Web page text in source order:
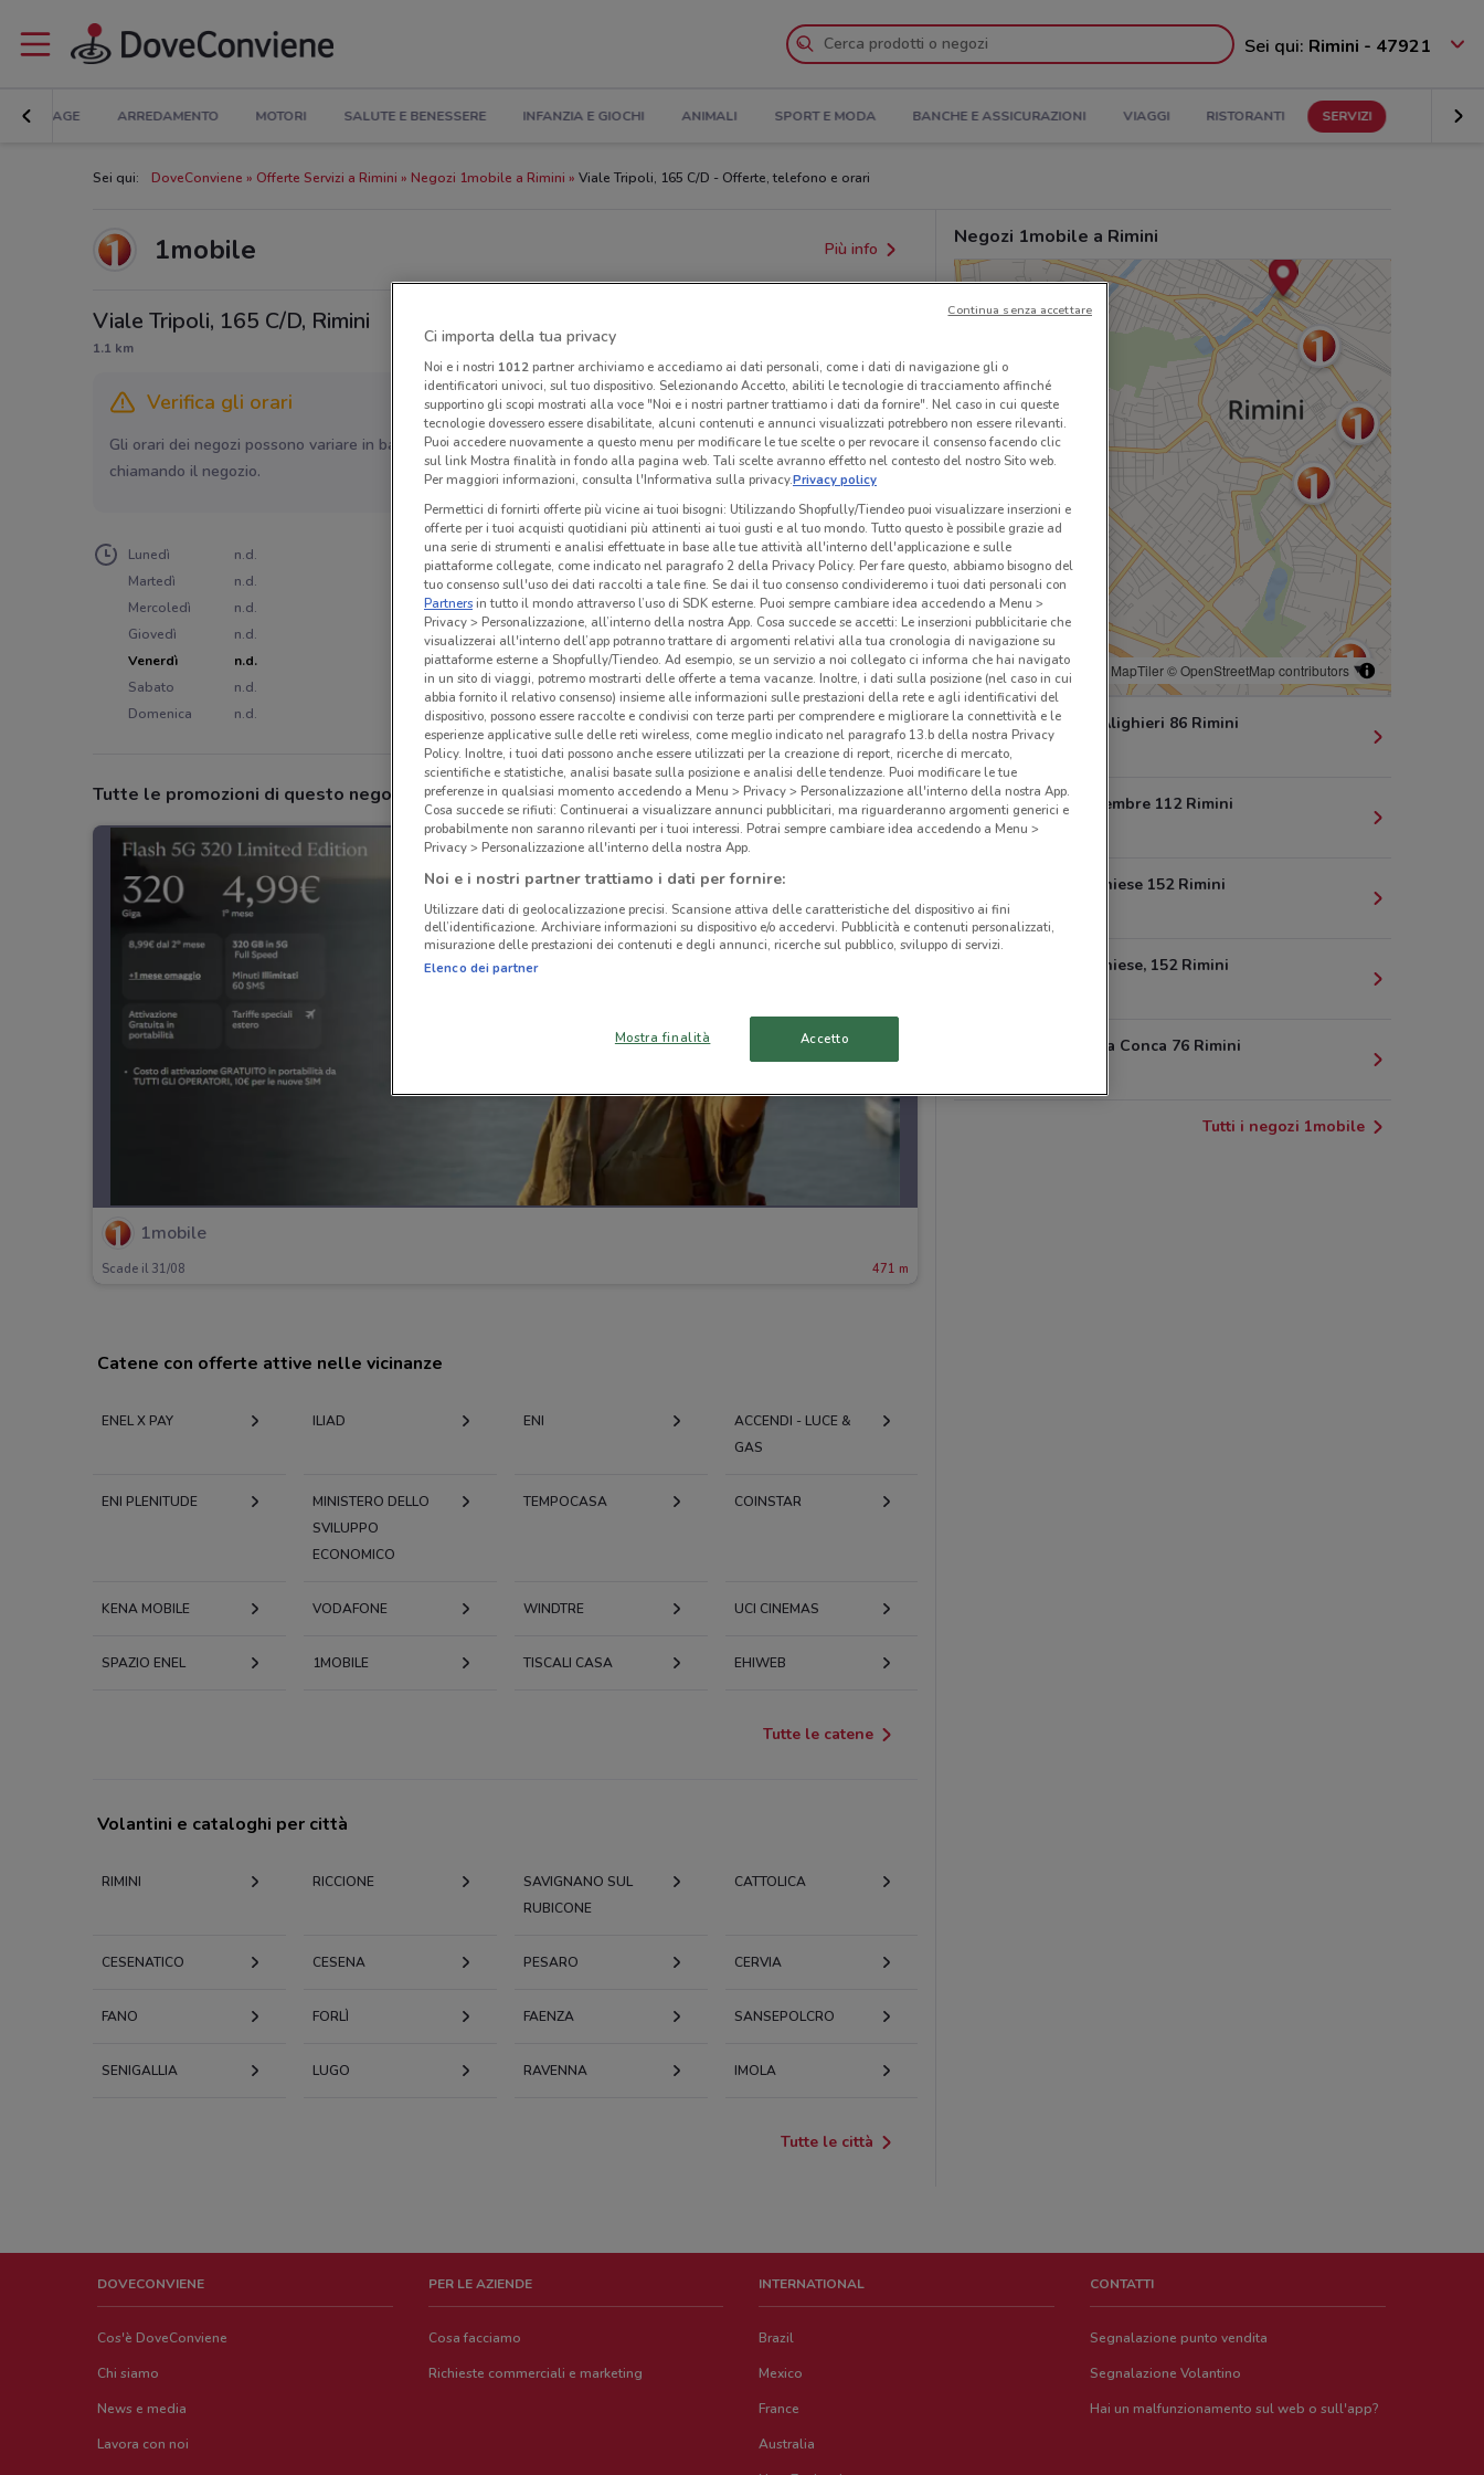
Sei qui: Rimini - 47921
BRICOLAGE ARREDAMENTO MOTORI SALUTE E BENESSERE INFANZIA E GIOCHI ANIMALI SPORT E MODA BANCHE E ASSICURAZIONI VIAGGI RISTORANTI SERVIZI
Sei qui: DoveConviene Offerte Servizi a Rimini Negozi 1mobile a Rimini Viale Tripoli, 165 C/D - Offerte, telefono e orari
1mobile Più info
Viale Tripoli, 165 C/D, Rimini
1.1 km
Verifica gli orari
Gli orari dei negozi possono variare in base agli ultimi provvedimenti regionali o nazionali. Verifica l’accuratezza
chiamando il negozio.
Lunedì
n.d.
Martedì
n.d.
Mercoledì
n.d.
Giovedì
n.d.
Venerdì
n.d.
Sabato
n.d.
Domenica
n.d.
Tutte le promozioni di questo negozio
1mobile
Scade il 31/08 471 m
Negozi 1mobile a Rimini
© MapTiler© OpenStreetMap contributors
Via Dante Alighieri 86 Rimini
Via Xx Settembre 112 Rimini
1.4 km
Via Marecchiese 152 Rimini
Via Marecchiese, 152 Rimini
Via Flaminia Conca 76 Rimini
Tutti i negozi 1mobile
Catene con offerte attive nelle vicinanze
ENEL X PAY ILIAD ENI
ACCENDI - LUCE &
GAS
ENI PLENITUDE
MINISTERO DELLO
SVILUPPO
ECONOMICO
TEMPOCASA COINSTAR
KENA MOBILE VODAFONE WINDTRE UCI CINEMAS
SPAZIO ENEL 1MOBILE TISCALI CASA EHIWEB
Tutte le catene
Volantini e cataloghi per città
RIMINI RICCIONE
SAVIGNANO SUL
RUBICONE
CATTOLICA
CESENATICO CESENA PESARO CERVIA
FANO FORLÌ FAENZA SANSEPOLCRO
SENIGALLIA LUGO RAVENNA IMOLA
Tutte le città
DOVECONVIENE
Cos'è DoveConviene
Chi siamo
News e media
Lavora con noi
PER LE AZIENDE
Cosa facciamo
Richieste commerciali e marketing
INTERNATIONAL
Brazil
Mexico
France
Australia
CONTATTI
Segnalazione punto vendita
Segnalazione Volantino
Hai un malfunzionamento sul web o sull'app?
Ci importa della tua privacy
Noi e i nostri 1012partner archiviamo e accediamo ai dati personali, come i dati di navigazione gli o
identificatori univoci, sul tuo dispositivo. Selezionando Accetto, abiliti le tecnologie di tracciamento affinché
supportino gli scopi mostrati alla voce "Noi e i nostri partner trattiamo i dati da fornire". Nel caso in cui queste
tecnologie dovessero essere disabilitate, alcuni contenuti e annunci visualizzati potrebbero non essere rilevanti.
Puoi accedere nuovamente a questo menu per modificare le tue scelte o per revocare il consenso facendo clic
sul link Mostra finalità in fondo alla pagina web. Tali scelte avranno effetto nel contesto del nostro Sito web.
Per maggiori informazioni, consulta l'Informativa sulla privacy.Privacy policy
Permettici di fornirti offerte più vicine ai tuoi bisogni: Utilizzando Shopfully/Tiendeo puoi visualizzare inserzioni e
offerte per i tuoi acquisti quotidiani più attinenti ai tuoi gusti e al tuo mondo. Tutto questo è possibile grazie ad
una serie di strumenti e analisi effettuate in base alle tue attività all'interno dell'applicazione e sulle
piattaforme collegate, come indicato nel paragrafo 2 della Privacy Policy. Per fare questo, abbiamo bisogno del
tuo consenso sull'uso dei dati raccolti a tale fine. Se dai il tuo consenso condivideremo i tuoi dati personali con
Partnersin tutto il mondo attraverso l’uso di SDK esterne. Puoi sempre cambiare idea accedendo a Menu >
Privacy > Personalizzazione, all’interno della nostra App. Cosa succede se accetti: Le inserzioni pubblicitarie che
visualizzerai all'interno dell’app potranno trattare di argomenti relativi alla tua cronologia di navigazione su
piattaforme esterne a Shopfully/Tiendeo. Ad esempio, se un servizio a noi collegato ci informa che hai navigato
in un sito di viaggi, potremo mostrarti delle offerte a tema vacanze. Inoltre, i dati sulla posizione (nel caso in cui
abbia fornito il relativo consenso) insieme alle informazioni sulle prestazioni della rete e agli identificativi del
dispositivo, possono essere raccolte e condivisi con terze parti per comprendere e migliorare la connettività e le
esperienze applicative sulle delle reti wireless, come meglio indicato nel paragrafo 13.b della nostra Privacy
Policy. Inoltre, i tuoi dati possono anche essere utilizzati per la creazione di report, ricerche di mercato,
scientifiche e statistiche, analisi basate sulla posizione e analisi delle tendenze. Puoi modificare le tue
preferenze in qualsiasi momento accedendo a Menu > Privacy > Personalizzazione all'interno della nostra App.
Cosa succede se rifiuti: Continuerai a visualizzare annunci pubblicitari, ma riguarderanno argomenti generici e
probabilmente non saranno rilevanti per i tuoi interessi. Potrai sempre cambiare idea accedendo a Menu >
Privacy > Personalizzazione all'interno della nostra App.
Noi e i nostri partner trattiamo i dati per fornire:
Utilizzare dati di geolocalizzazione precisi. Scansione attiva delle caratteristiche del dispositivo ai fini
dell’identificazione. Archiviare informazioni su dispositivo e/o accedervi. Pubblicità e contenuti personalizzati,
misurazione delle prestazioni dei contenuti e degli annunci, ricerche sul pubblico, sviluppo di servizi.
Elenco dei partner
Mostra finalità Accetto
Continua senza accettare